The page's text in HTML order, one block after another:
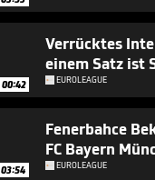
00:42
Verrücktes
einem Satz ist
EUROLEAGUE
03:54
Fenerbahce
FC Bayern
EUROLEAGUE